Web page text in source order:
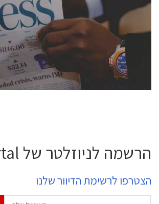
intended for everyone involved in the
industry, including engineers,
experts, and senior executives.
לחץ לפרטים
הרשמה לניוזלטר של ChiPortal
הצטרפו לרשימת הדיוור שלנו